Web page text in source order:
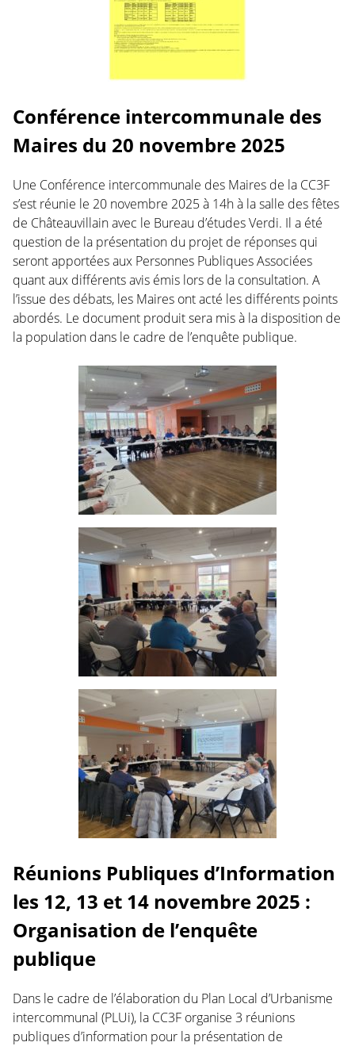
Conférence intercommunale des
Maires du 20 novembre 2025
Une Conférence intercommunale des Maires de la CC3F
s’est réunie le 20 novembre 2025 à 14h à la salle des fêtes
de Châteauvillain avec le Bureau d’études Verdi. Il a été
question de la présentation du projet de réponses qui
seront apportées aux Personnes Publiques Associées
quant aux différents avis émis lors de la consultation. A
l’issue des débats, les Maires ont acté les différents points
abordés. Le document produit sera mis à la disposition de
la population dans le cadre de l’enquête publique.
Réunions Publiques d’Information
les 12, 13 et 14 novembre 2025 :
Organisation de l’enquête
publique
Dans le cadre de l’élaboration du Plan Local d’Urbanisme
intercommunal (PLUi), la CC3F organise 3 réunions
publiques d’information pour la présentation de